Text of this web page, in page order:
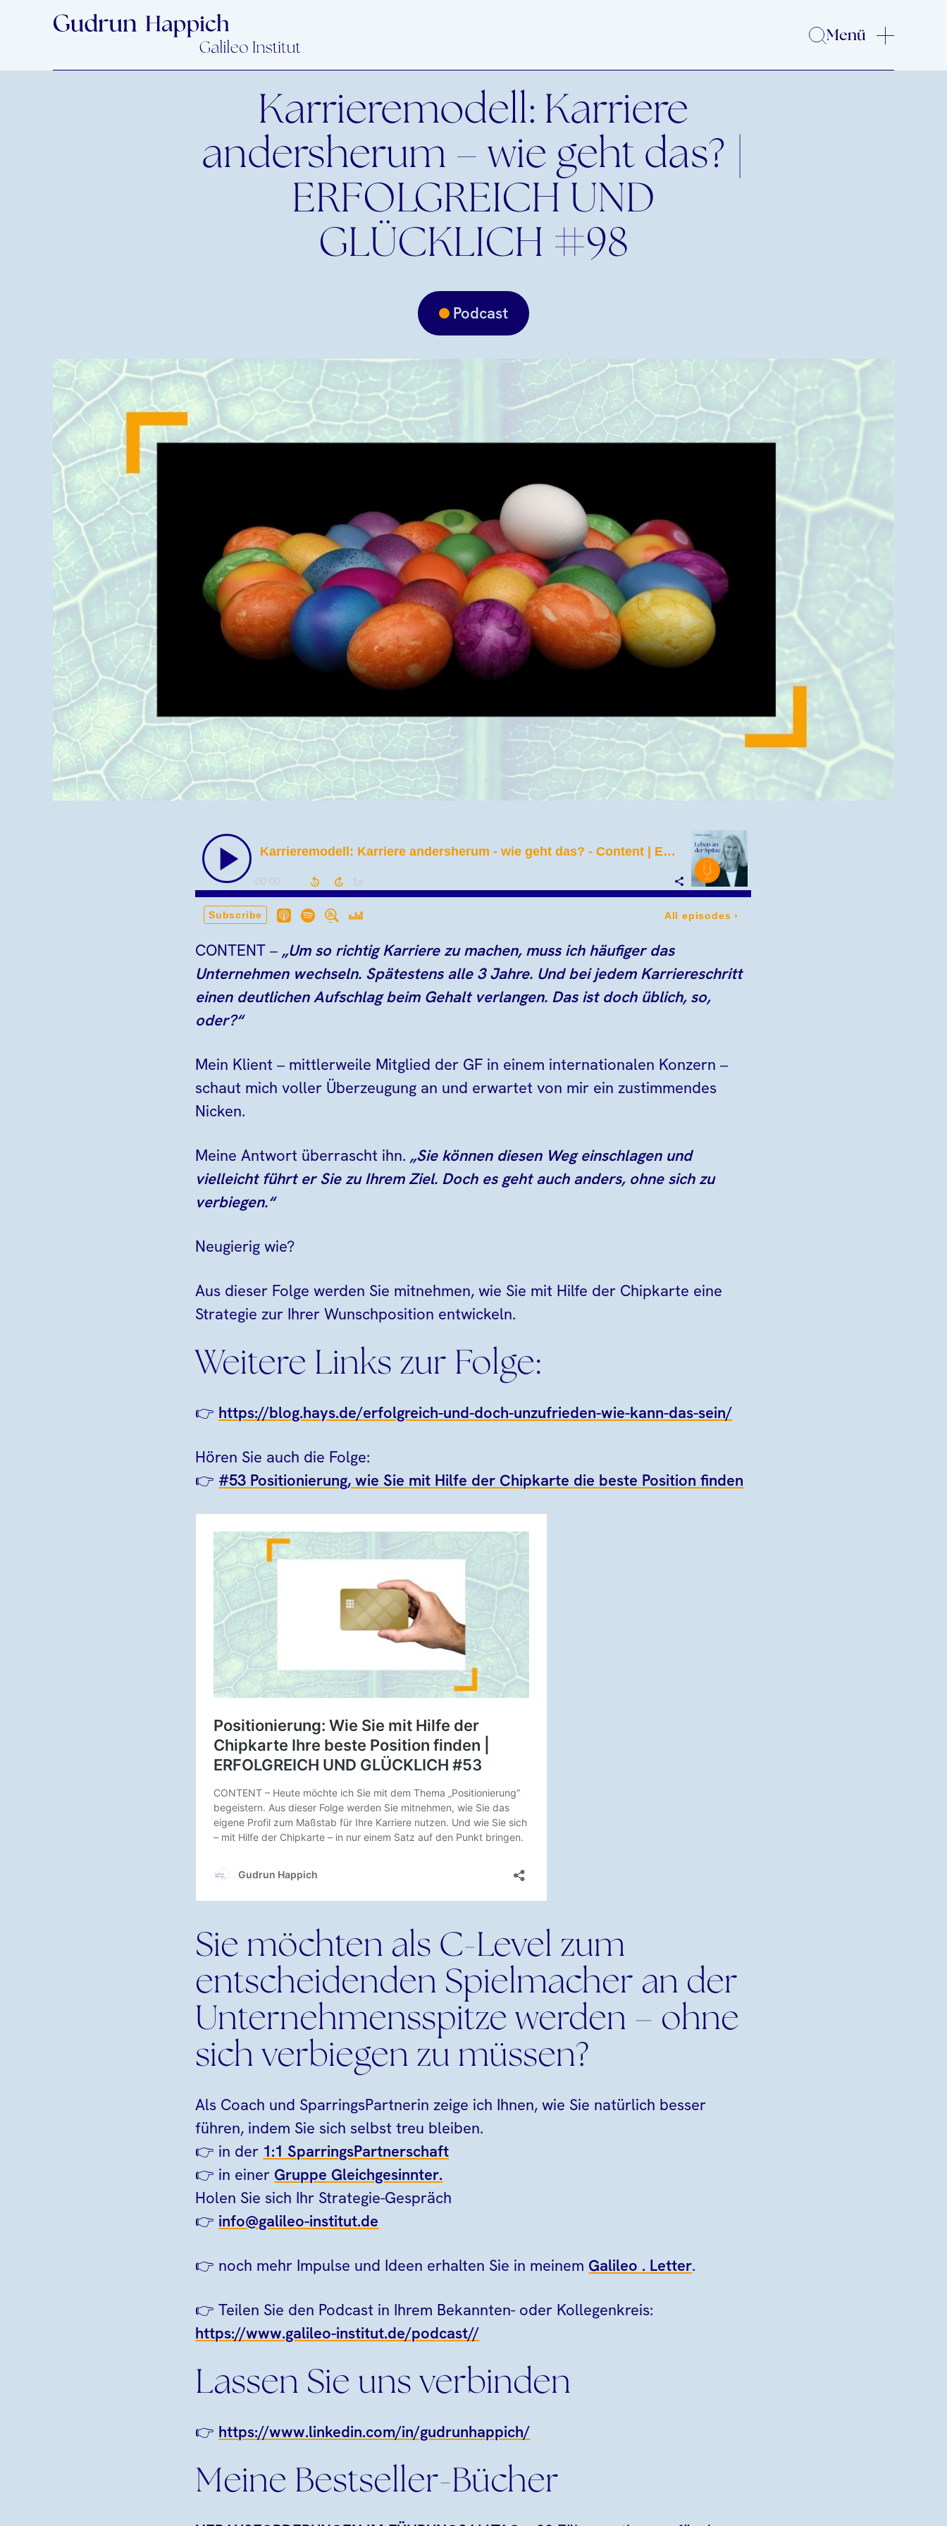
Menü
Karrieremodell: Karriere
andersherum – wie geht das? |
ERFOLGREICH UND
GLÜCKLICH #98
Podcast
CONTENT – „Um so richtig Karriere zu machen, muss ich häufiger das
Unternehmen wechseln. Spätestens alle 3 Jahre. Und bei jedem Karriereschritt
einen deutlichen Aufschlag beim Gehalt verlangen. Das ist doch üblich, so,
oder?“
Mein Klient – mittlerweile Mitglied der GF in einem internationalen Konzern –
schaut mich voller Überzeugung an und erwartet von mir ein zustimmendes
Nicken.
Meine Antwort überrascht ihn. „Sie können diesen Weg einschlagen und
vielleicht führt er Sie zu Ihrem Ziel. Doch es geht auch anders, ohne sich zu
verbiegen.“
Neugierig wie?
Aus dieser Folge werden Sie mitnehmen, wie Sie mit Hilfe der Chipkarte eine
Strategie zur Ihrer Wunschposition entwickeln.
Weitere Links zur Folge:
👉 https://blog.hays.de/erfolgreich-und-doch-unzufrieden-wie-kann-das-sein/
Hören Sie auch die Folge:
👉 #53 Positionierung, wie Sie mit Hilfe der Chipkarte die beste Position finden
Sie möchten als C-Level zum
entscheidenden Spielmacher an der
Unternehmensspitze werden – ohne
sich verbiegen zu müssen?
Als Coach und SparringsPartnerin zeige ich Ihnen, wie Sie natürlich besser
führen, indem Sie sich selbst treu bleiben.
👉 in der 1:1 SparringsPartnerschaft
👉 in einer Gruppe Gleichgesinnter.
Holen Sie sich Ihr Strategie-Gespräch
👉 info@galileo-institut.de
👉 noch mehr Impulse und Ideen erhalten Sie in meinem Galileo . Letter.
👉 Teilen Sie den Podcast in Ihrem Bekannten- oder Kollegenkreis:
https://www.galileo-institut.de/podcast//
Lassen Sie uns verbinden
👉 https://www.linkedin.com/in/gudrunhappich/
Meine Bestseller-Bücher